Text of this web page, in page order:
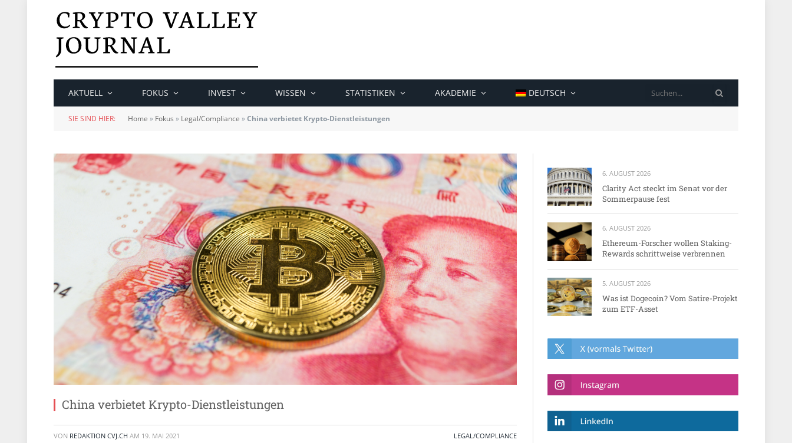
AKTUELL FOKUS INVEST WISSEN STATISTIKEN AKADEMIE DEUTSCH
SIE SIND HIER: Home » Fokus » Legal/Compliance »China verbietet Krypto-Dienstleistungen
China verbietet Krypto-Dienstleistungen
VON REDAKTION CVJ.CH AM 19. MAI 2021 LEGAL/COMPLIANCE
6. AUGUST 2026
Clarity Act steckt im Senat vor der
Sommerpause fest
6. AUGUST 2026
Ethereum-Forscher wollen Staking-
Rewards schrittweise verbrennen
5. AUGUST 2026
Was ist Dogecoin? Vom Satire-Projekt
zum ETF-Asset